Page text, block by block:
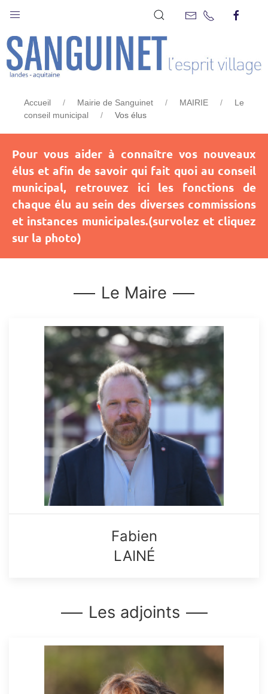
VOS ÉLUS
Accueil Mairie de Sanguinet MAIRIE
Le
conseil municipal
Vos élus
Pour vous aider à connaître vos nouveaux
élus et afin de savoir qui fait quoi au conseil
municipal, retrouvez ici les fonctions de
chaque élu au sein des diverses commissions
et instances municipales.(survolez et cliquez
sur la photo)
Le Maire
Fabien
LAINÉ
Les adjoints